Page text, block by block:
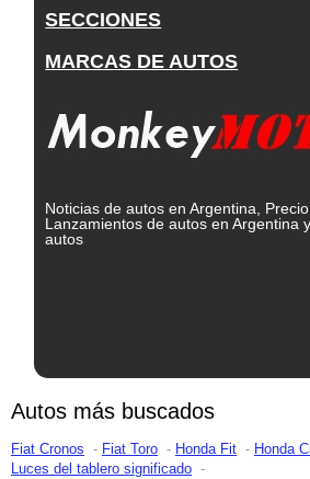
SECCIONES
MARCAS DE AUTOS
Noticias de autos en Argentina,
Lanzamientos de autos en Argentina
autos
Autos más buscados
Fiat Cronos Fiat Toro Honda Fit
Honda
Luces del tablero significado